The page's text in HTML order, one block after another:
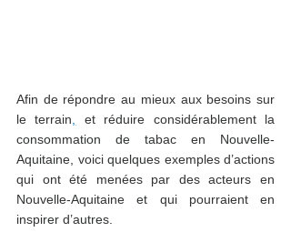
Afin de répondre au mieux aux besoins sur
le terrain
et réduire considérablement la
consommation de tabac en Nouvelle-
Aquitaine, voici quelques exemples d’actions
qui ont été menées par des acteurs en
Nouvelle-Aquitaine et qui pourraient en
inspirer d’autres.